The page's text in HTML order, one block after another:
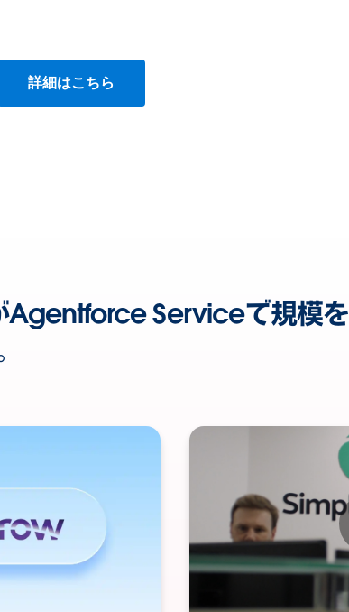
詳細はこちら
Agentforce Serviceで規模を